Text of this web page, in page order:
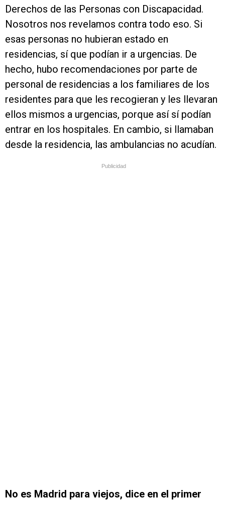
Derechos de las Personas con Discapacidad.
Nosotros nos revelamos contra todo eso. Si
esas personas no hubieran estado en
residencias, sí que podían ir a urgencias. De
hecho, hubo recomendaciones por parte de
personal de residencias a los familiares de los
residentes para que les recogieran y les llevaran
ellos mismos a urgencias, porque así sí podían
entrar en los hospitales. En cambio, si llamaban
desde la residencia, las ambulancias no acudían.
Publicidad
No es Madrid para viejos, dice en el primer